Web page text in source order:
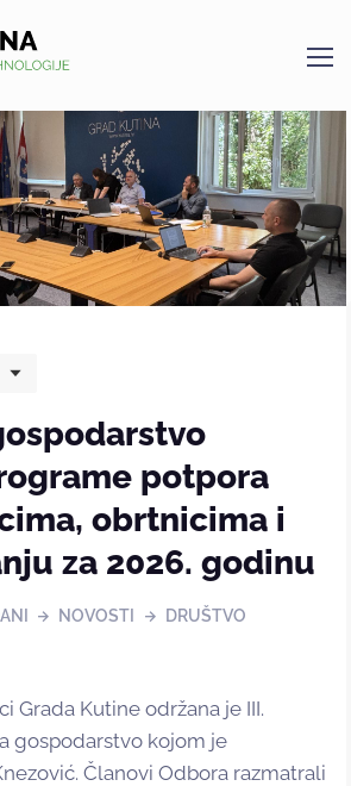
potpora
obrtnicima i
za 2026. godinu
NOVOSTI
DRUŠTVO
Grada Kutine održana je III.
gospodarstvo kojom je
Članovi Odbora razmatrali